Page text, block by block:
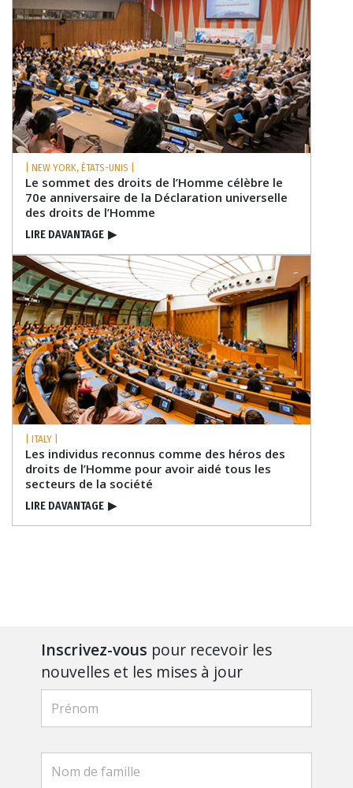
| NEW YORK, ÉTATS-UNIS |
Le sommet des droits de l’Homme célèbre le
70e anniversaire de la Déclaration universelle
des droits de l’Homme
LIRE DAVANTAGE ▶
| ITALY |
Les individus reconnus comme des héros des
droits de l’Homme pour avoir aidé tous les
secteurs de la société
LIRE DAVANTAGE ▶
Inscrivez-vous pour recevoir les
nouvelles et les mises à jour